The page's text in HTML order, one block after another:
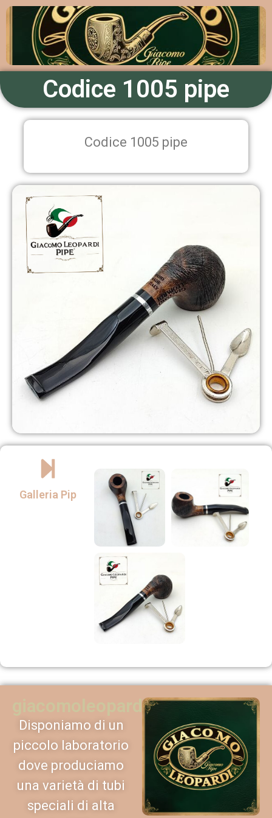
Codice 1005 pipe
Codice 1005 pipe
Galleria Pip
giacomoleopardipipe
Disponiamo di un
piccolo laboratorio
dove produciamo
una varietà di tubi
speciali di alta